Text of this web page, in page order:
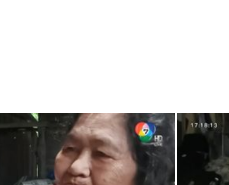
ส่งน้ำให้ 3 ชีวิต
ครัวน้องมาร์คสามารถติดต่อไปยัง คุณอิ๋ว
1479645 สอบถามเพื่อความมั่นใจ หาก